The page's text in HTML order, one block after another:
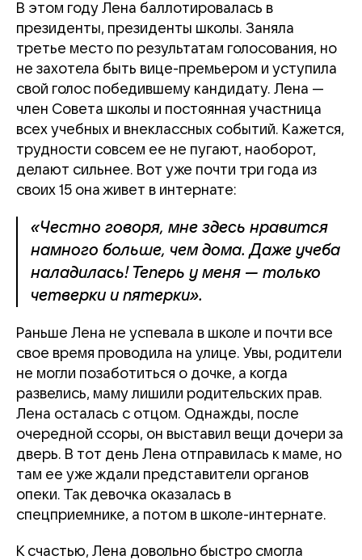
В этом году Лена баллотировалась в
президенты, президенты школы. Заняла
третье место по результатам голосования, но
не захотела быть вице-премьером и уступила
свой голос победившему кандидату. Лена —
член Совета школы и постоянная участница
всех учебных и внеклассных событий. Кажется,
трудности совсем ее не пугают, наоборот,
делают сильнее. Вот уже почти три года из
своих 15 она живет в интернате:
«Честно говоря, мне здесь нравится
намного больше, чем дома. Даже учеба
наладилась! Теперь у меня — только
четверки и пятерки».
Раньше Лена не успевала в школе и почти все
свое время проводила на улице. Увы, родители
не могли позаботиться о дочке, а когда
развелись, маму лишили родительских прав.
Лена осталась с отцом. Однажды, после
очередной ссоры, он выставил вещи дочери за
дверь. В тот день Лена отправилась к маме, но
там ее уже ждали представители органов
опеки. Так девочка оказалась в
спецприемнике, а потом в школе-интернате.
К счастью, Лена довольно быстро смогла